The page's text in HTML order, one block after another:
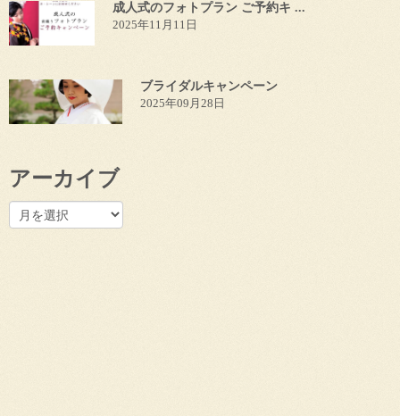
成人式のフォトプラン ご予約キ ...
2025年11月11日
ブライダルキャンペーン
2025年09月28日
アーカイブ